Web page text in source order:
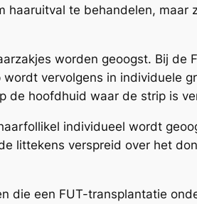
haaruitval te behandelen, maar
worden geoogst. Bij de
vervolgens in individuele
de hoofdhuid waar de strip is
individueel wordt
littekens verspreid over het
die een FUT-transplantatie